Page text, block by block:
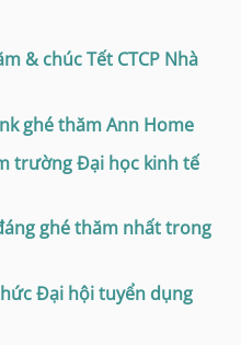
& chúc Tết CTCP Nhà
ghé thăm Ann Home
trường Đại học kinh tế
ghé thăm nhất trong
Đại hội tuyển dụng